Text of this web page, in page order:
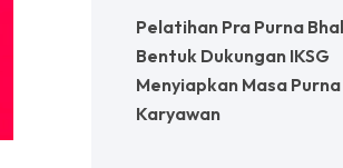
Pelatihan Pra Purna
Bentuk Dukungan IKSG
Menyiapkan Masa
Karyawan